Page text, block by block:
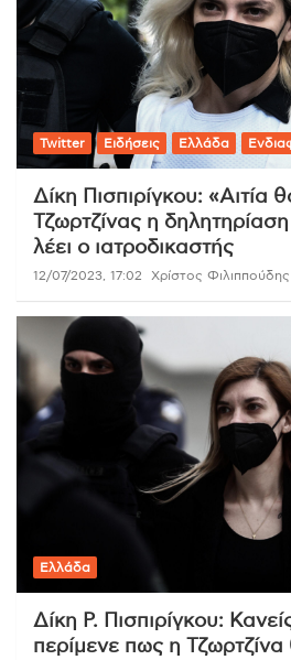
Twitter Ειδήσεις Ελλάδα
Δίκη Πισπιρίγκου: «Αιτία
Τζωρτζίνας η
λέει ο ιατροδικαστής
12/07/2023, 17:02 Χρίστος Φιλιππούδης
Ελλάδα
Δίκη Ρ. Πισπιρίγκου:
περίμενε πως η